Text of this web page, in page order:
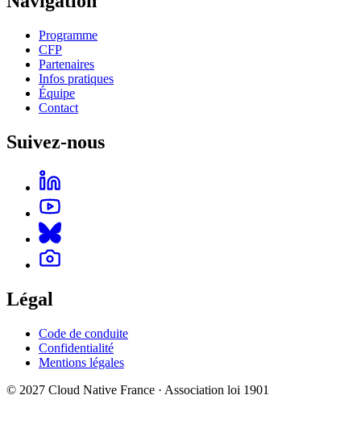
Programme
CFP
Partenaires
Infos pratiques
Équipe
Contact
Suivez-nous
Légal
Code de conduite
Confidentialité
Mentions légales
© 2027 Cloud Native France · Association loi 1901